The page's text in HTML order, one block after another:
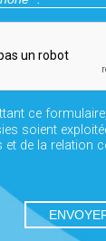
ce
soient
et de la relation